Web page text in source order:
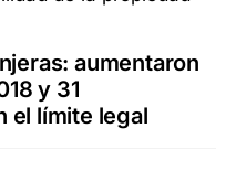
aumentaron
y 31
el límite legal